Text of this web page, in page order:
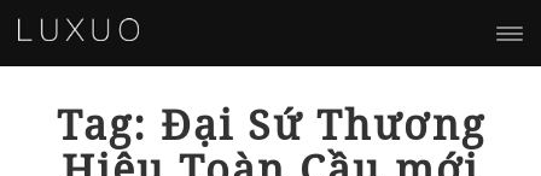
Tag: Đại Sứ Thương